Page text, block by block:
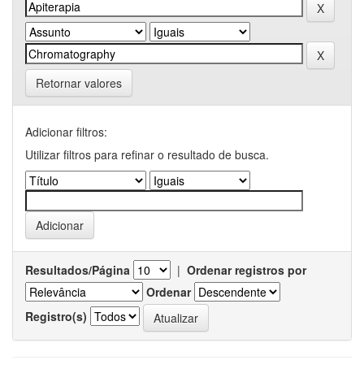
Retornar valores
Adicionar filtros:
Utilizar filtros para refinar o resultado de busca.
Resultados/Página | Ordenar registros por
Ordenar
Registro(s)